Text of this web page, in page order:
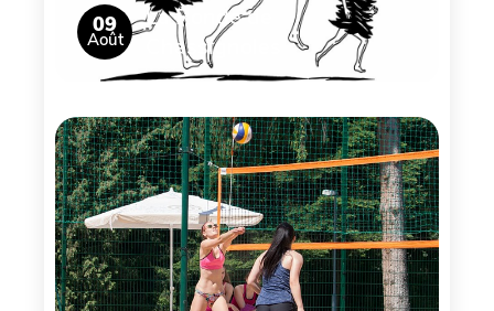
09
Août
La Ronde de
Chassignoles